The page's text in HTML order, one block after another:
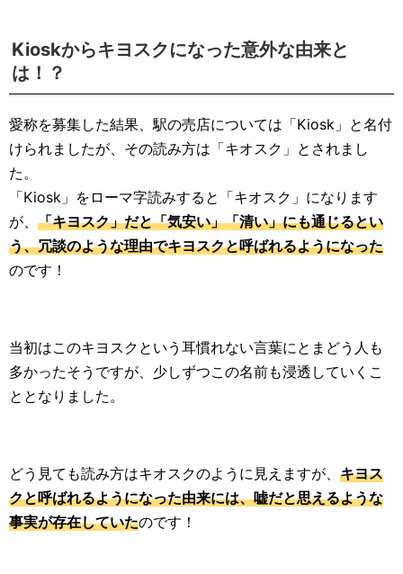
Kioskからキヨスクになった意外な由来と
は！？
愛称を募集した結果、駅の売店については「Kiosk」と名付
けられましたが、その読み方は「キオスク」とされまし
た。
「Kiosk」をローマ字読みすると「キオスク」になります
が、 「キヨスク」だと「気安い」「清い」にも通じるとい
う、冗談のような理由でキヨスクと呼ばれるようになった
のです！
当初はこのキヨスクという耳慣れない言葉にとまどう人も
多かったそうですが、少しずつこの名前も浸透していくこ
ととなりました。
どう見ても読み方はキオスクのように見えますが、 キヨス
クと呼ばれるようになった由来には、嘘だと思えるような
事実が存在していたのです！